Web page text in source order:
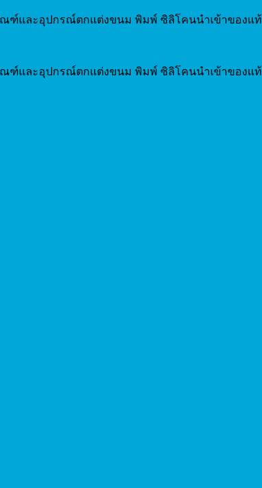
ณฑ์และอุปกรณ์ตกแต่งขนม พิมพ์ ซิลิโคนนำเข้าของแท้
ณฑ์และอุปกรณ์ตกแต่งขนม พิมพ์ ซิลิโคนนำเข้าของแท้